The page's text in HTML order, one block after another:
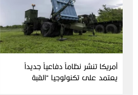
أمريكا تنشر نظاماً دفاعياً جديداً
يعتمد على تكنولوجيا “القبة